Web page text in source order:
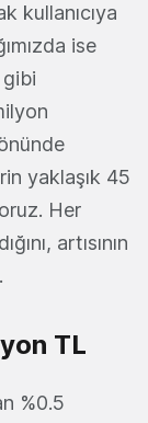
kullanıcıya
ise
gibi
yaklaşık 45
Her
artısının
TL
%0.5